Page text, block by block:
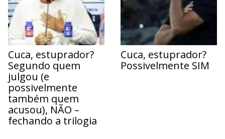
Cuca, estuprador?
Segundo quem
julgou (e
possivelmente
também quem
acusou), NÃO –
fechando a trilogia
Cuca, estuprador?
Possivelmente SIM